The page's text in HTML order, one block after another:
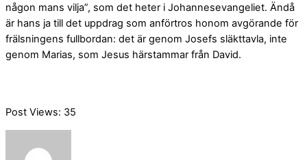
någon mans vilja”, som det heter i Johannesevangeliet. Ändå
är hans ja till det uppdrag som anförtros honom avgörande för
frälsningens fullbordan: det är genom Josefs släkttavla, inte
genom Marias, som Jesus härstammar från David.
Post Views: 35